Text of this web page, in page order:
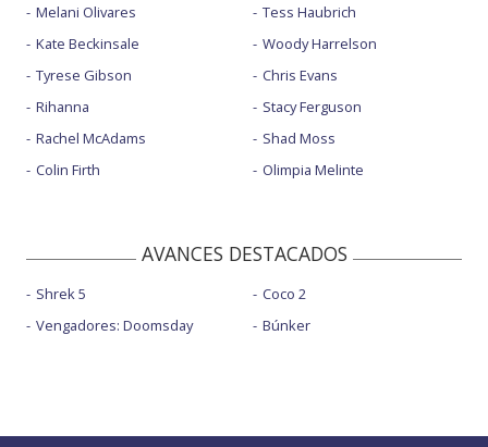
Melani Olivares
Kate Beckinsale
Tyrese Gibson
Rihanna
Rachel McAdams
Colin Firth
Tess Haubrich
Woody Harrelson
Chris Evans
Stacy Ferguson
Shad Moss
Olimpia Melinte
AVANCES DESTACADOS
Shrek 5
Vengadores: Doomsday
Coco 2
Búnker